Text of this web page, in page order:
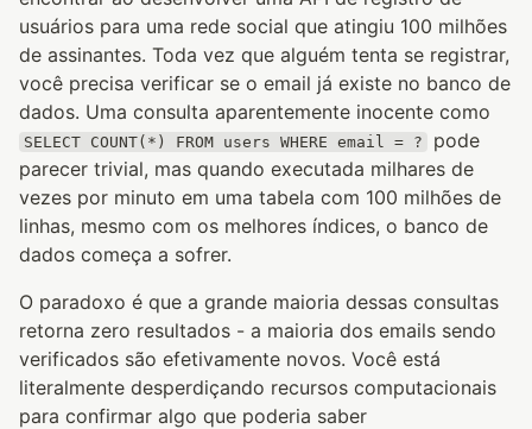
usuários para uma rede social que atingiu 100 milhões
de assinantes. Toda vez que alguém tenta se registrar,
você precisa verificar se o email já existe no banco de
dados. Uma consulta aparentemente inocente como
SELECT COUNT(*) FROM users WHERE email = ?
pode
parecer trivial, mas quando executada milhares de
vezes por minuto em uma tabela com 100 milhões de
linhas, mesmo com os melhores índices, o banco de
dados começa a sofrer.
O paradoxo é que a grande maioria dessas consultas
retorna zero resultados - a maioria dos emails sendo
verificados são efetivamente novos. Você está
literalmente desperdiçando recursos computacionais
para confirmar algo que poderia saber